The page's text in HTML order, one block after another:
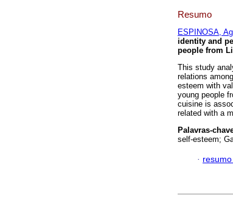
Resumo
ESPINOSA,
identity and
people from
This study
relations
esteem with
young people
cuisine is
related with a
Palavras-
self-esteem;
·